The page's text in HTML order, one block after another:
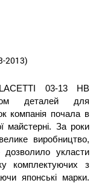
2013)
03-13 HB
деталей для
компанія почала в
майстерні. За роки
виробництво,
дозволило укласти
комплектуючих з
японські марки.